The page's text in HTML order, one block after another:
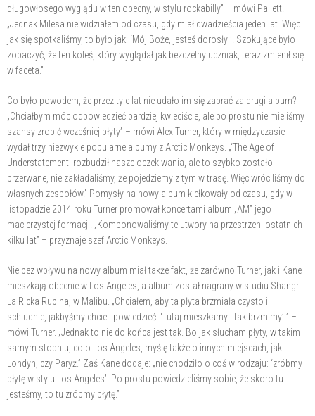
długowłosego wyglądu w ten obecny, w stylu rockabilly” – mówi Pallett.
„Jednak Milesa nie widziałem od czasu, gdy miał dwadzieścia jeden lat. Więc
jak się spotkaliśmy, to było jak: ‘Mój Boże, jesteś dorosły!’. Szokujące było
zobaczyć, że ten koleś, który wyglądał jak bezczelny uczniak, teraz zmienił się
w faceta.”
Co było powodem, że przez tyle lat nie udało im się zabrać za drugi album?
„Chciałbym móc odpowiedzieć bardziej kwieciście, ale po prostu nie mieliśmy
szansy zrobić wcześniej płyty” – mówi Alex Turner, który w międzyczasie
wydał trzy niezwykle popularne albumy z Arctic Monkeys. „‘The Age of
Understatement’ rozbudził nasze oczekiwania, ale to szybko zostało
przerwane, nie zakładaliśmy, że pojedziemy z tym w trasę. Więc wróciliśmy do
własnych zespołów.” Pomysły na nowy album kiełkowały od czasu, gdy w
listopadzie 2014 roku Turner promował koncertami album „AM” jego
macierzystej formacji. „Komponowaliśmy te utwory na przestrzeni ostatnich
kilku lat” – przyznaje szef Arctic Monkeys.
Nie bez wpływu na nowy album miał także fakt, że zarówno Turner, jak i Kane
mieszkają obecnie w Los Angeles, a album został nagrany w studiu Shangri-
La Ricka Rubina, w Malibu. „Chciałem, aby ta płyta brzmiała czysto i
schludnie, jakbyśmy chcieli powiedzieć: ‘Tutaj mieszkamy i tak brzmimy’ ” –
mówi Turner. „Jednak to nie do końca jest tak. Bo jak słucham płyty, w takim
samym stopniu, co o Los Angeles, myślę także o innych miejscach, jak
Londyn, czy Paryż.” Zaś Kane dodaje: „nie chodziło o coś w rodzaju: ‘zróbmy
płytę w stylu Los Angeles’. Po prostu powiedzieliśmy sobie, że skoro tu
jesteśmy, to tu zróbmy płytę.”